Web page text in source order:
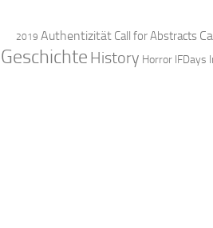
2019 Authentizität Call for Abstracts
Geschichte History Horror IFDays